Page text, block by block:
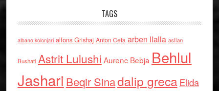
TAGS
albano kolonjari alfons Grishaj Anton Cefa arben llalla asllan
Bushati Astrit Lulushi Aurenc Bebja Behlul
Jashari Beqir Sinadalip grecaElida